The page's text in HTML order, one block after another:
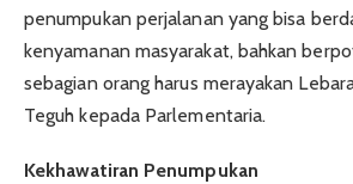
penumpukan perjalanan yang bisa
kenyamanan masyarakat, bahkan
sebagian orang harus merayakan
Teguh kepada Parlementaria.
Kekhawatiran Penumpukan